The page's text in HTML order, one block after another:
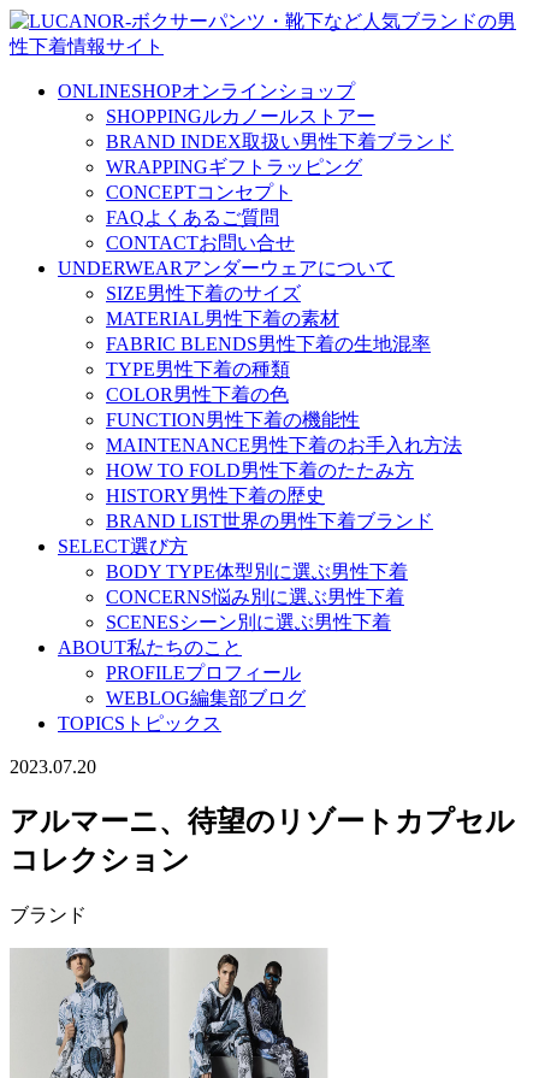
ONLINESHOPオンラインショップ
SHOPPINGルカノールストアー
BRAND INDEX取扱い男性下着ブランド
WRAPPINGギフトラッピング
CONCEPTコンセプト
FAQよくあるご質問
CONTACTお問い合せ
UNDERWEARアンダーウェアについて
SIZE男性下着のサイズ
MATERIAL男性下着の素材
FABRIC BLENDS男性下着の生地混率
TYPE男性下着の種類
COLOR男性下着の色
FUNCTION男性下着の機能性
MAINTENANCE男性下着のお手入れ方法
HOW TO FOLD男性下着のたたみ方
HISTORY男性下着の歴史
BRAND LIST世界の男性下着ブランド
SELECT選び方
BODY TYPE体型別に選ぶ男性下着
CONCERNS悩み別に選ぶ男性下着
SCENESシーン別に選ぶ男性下着
ABOUT私たちのこと
PROFILEプロフィール
WEBLOG編集部ブログ
TOPICS トピックス
2023.07.20
アルマーニ、待望のリゾートカプセル
コレクション
ブランド